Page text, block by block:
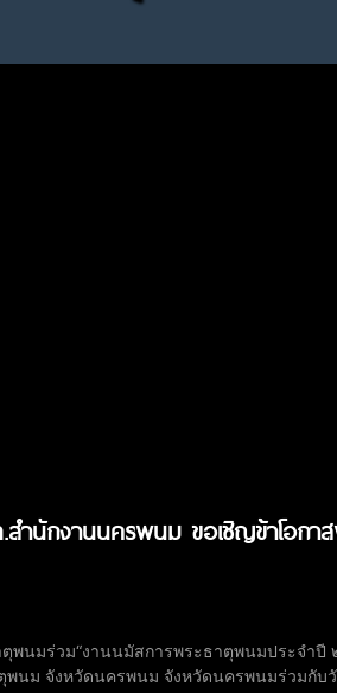
ำนักงานนครพนม ขอเชิญข้าโอกา
นมร่วม“งานนมัสการพระธาตุพนมประจำ
วัดพระธาตุพนมวรมหาวิหาร กำหนดจัด